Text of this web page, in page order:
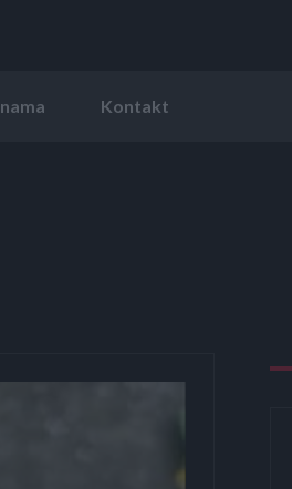
Kontakt